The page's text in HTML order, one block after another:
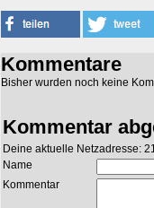
Kommentare
Bisher wurden noch keine
Kommentar
Deine aktuelle Netzadresse:
Name
Kommentar